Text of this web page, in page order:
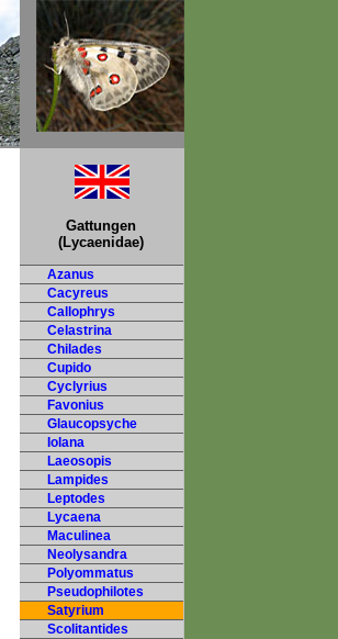
Gattungen
(Lycaenidae)
Azanus
Cacyreus
Callophrys
Celastrina
Chilades
Cupido
Cyclyrius
Favonius
Glaucopsyche
Iolana
Laeosopis
Lampides
Leptodes
Lycaena
Maculinea
Neolysandra
Polyommatus
Pseudophilotes
Satyrium
Scolitantides